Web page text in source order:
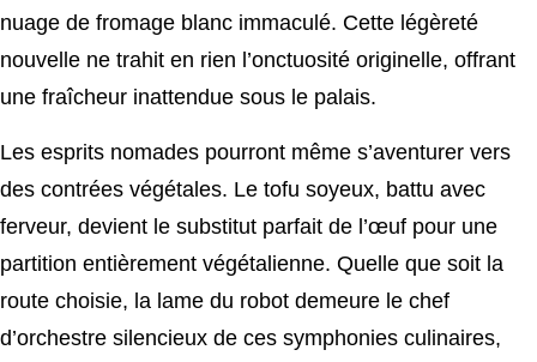
nuage de fromage blanc immaculé. Cette légèreté
nouvelle ne trahit en rien l’onctuosité originelle, offrant
une fraîcheur inattendue sous le palais.
Les esprits nomades pourront même s’aventurer vers
des contrées végétales. Le tofu soyeux, battu avec
ferveur, devient le substitut parfait de l’œuf pour une
partition entièrement végétalienne. Quelle que soit la
route choisie, la lame du robot demeure le chef
d’orchestre silencieux de ces symphonies culinaires,